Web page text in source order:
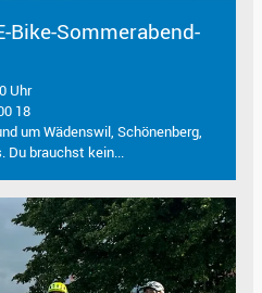
Bike-Sommerabend-
Uhr
18
um Wädenswil, Schönenberg,
Du brauchst kein...